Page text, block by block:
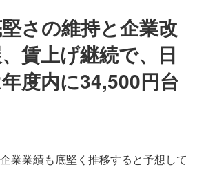
さの維持と企業改
賃上げ継続で、日
度内に34,500円台
業業績も底堅く推移すると予想して